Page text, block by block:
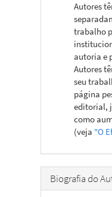
Autores
trabalho
autoria e
Autores
seu
página
editorial,
como
(veja "O
Biografia do